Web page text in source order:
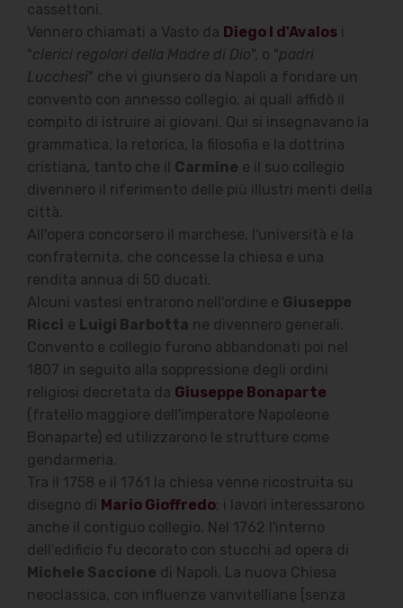
cassettoni.
Vennero chiamati a Vasto da Diego I d'Avalos i
"clerici regolari della Madre di Dio", o "padri
Lucchesi" che vi giunsero da Napoli a fondare un
convento con annesso collegio, ai quali affidò il
compito di istruire ai giovani. Qui si insegnavano la
grammatica, la retorica, la filosofia e la dottrina
cristiana, tanto che il Carmine e il suo collegio
divennero il riferimento delle più illustri menti della
città.
All'opera concorsero il marchese, l'università e la
confraternita, che concesse la chiesa e una
rendita annua di 50 ducati.
Alcuni vastesi entrarono nell'ordine e Giuseppe
Ricci e Luigi Barbotta ne divennero generali.
Convento e collegio furono abbandonati poi nel
1807 in seguito alla soppressione degli ordini
religiosi decretata da Giuseppe Bonaparte
(fratello maggiore dell'imperatore Napoleone
Bonaparte) ed utilizzarono le strutture come
gendarmeria.
Tra il 1758 e il 1761 la chiesa venne ricostruita su
disegno di Mario Gioffredo; i lavori interessarono
anche il contiguo collegio. Nel 1762 l'interno
dell'edificio fu decorato con stucchi ad opera di
Michele Saccione di Napoli. La nuova Chiesa
neoclassica, con influenze vanvitelliane [senza